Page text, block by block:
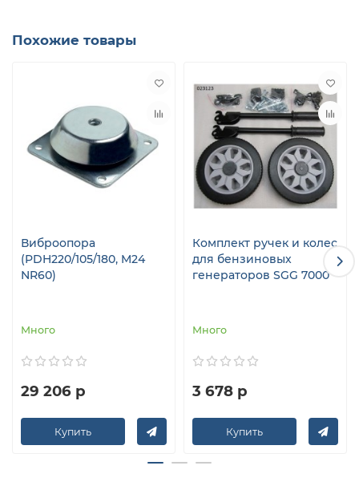
Похожие товары
Виброопора
(PDH220/105/180, M24
NR60)
Много
29 206 р
Купить
Комплект ручек и колес
для бензиновых
генераторов SGG 7000
Много
3 678 р
Купить